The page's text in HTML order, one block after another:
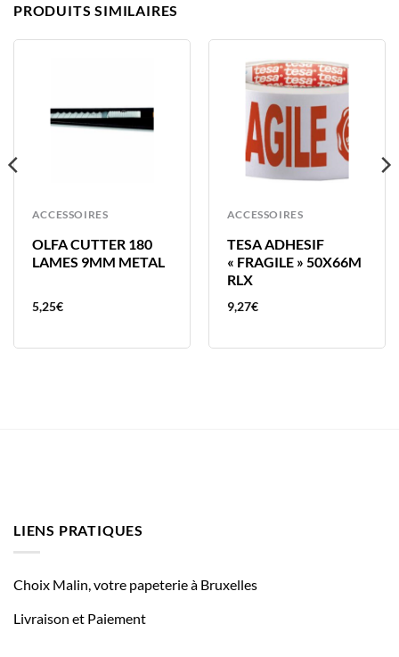
PRODUITS SIMILAIRES
ACCESSOIRES
OLFA CUTTER 180
LAMES 9MM METAL
5,25€
ACCESSOIRES
TESA ADHESIF
« FRAGILE » 50X66M
RLX
9,27€
LIENS PRATIQUES
Choix Malin, votre papeterie à Bruxelles
Livraison et Paiement